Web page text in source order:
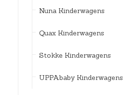
Nuna Kinderwagens
Quax Kinderwagens
Stokke Kinderwagens
UPPAbaby Kinderwagens